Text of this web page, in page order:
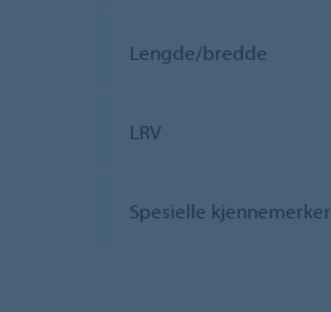
Lengde/bredde
LRV
Spesielle kjennemerker